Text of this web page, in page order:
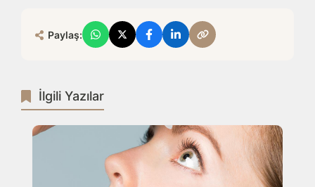
Paylaş:
İlgili Yazılar